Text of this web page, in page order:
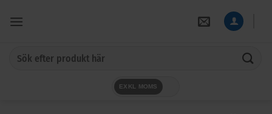
EXKL MOMS